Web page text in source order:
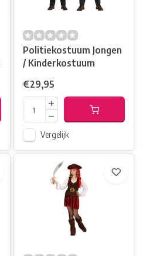
Politiekostuum Jongen
/ Kinderkostuum
€29,95
Vergelijk